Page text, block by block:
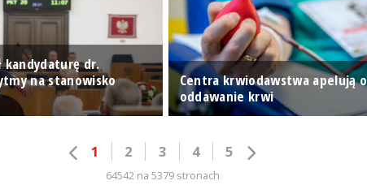
kandydaturę dr.
na stanowisko
Centra krwiodawstwa apelują o
oddawanie krwi
1 2 3 4 5
64542 na 5379 stronach